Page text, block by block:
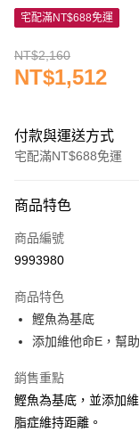
宅配滿NT$688免運
NT$2,160
NT$1,512
付款與運送方式
宅配滿NT$688免運
信用卡一次付款
信用卡分期付款
合作金庫商業銀行
華南商業銀行
上海商業儲蓄銀行
臺灣中小企業銀行
匯豐（台灣）商業銀
聯邦商業銀行
6 期 0 利率 每期
華南商業銀行
上海商業儲蓄銀行
國泰世華商業銀行
臺灣中小企業銀行
匯豐（台灣）商業銀行
超商取貨付款
LINE Pay
Apple Pay
商品特色
商品編號
9993980
商品特色
鰹魚為基底
添加維他命E，幫
銷售重點
鰹魚為基底，並添加
脂症維持距離。